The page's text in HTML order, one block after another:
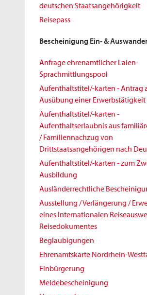
deutschen Staatsangehörigkeit
Reisepass
Bescheinigung Ein- &
Anfrage ehrenamtlicher Laien-
Sprachmittlungspool
Aufenthaltstitel/-karten - Antrag
Ausübung einer Erwerbstätigkeit
Aufenthaltstitel/-karten -
Aufenthaltserlaubnis aus
/ Familiennachzug von
Drittstaatsangehörigen nach
Aufenthaltstitel/-karten - zum
Ausbildung
Ausländerrechtliche
Ausstellung / Verlängerung /
eines Internationalen
Reisedokumentes
Beglaubigungen
Ehrenamtskarte Nordrhein-
Einbürgerung
Meldebescheinigung